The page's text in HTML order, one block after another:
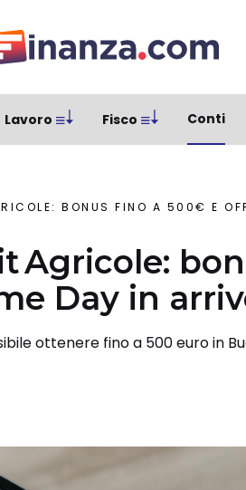
Lavoro Fisco Conti
BONUS FINO A 500€ E
Agricole:
Day in
ottenere fino a 500 euro in